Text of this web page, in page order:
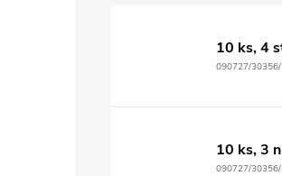
10 ks, 4
090727/
10 ks, 3
090727/